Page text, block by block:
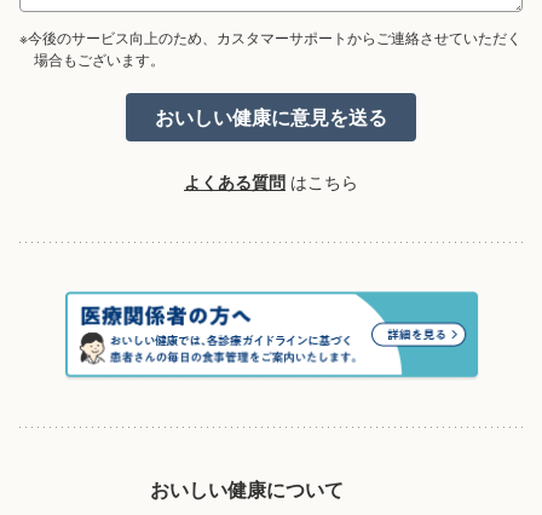
※今後のサービス向上のため、カスタマーサポートからご連絡させていただく
場合もございます。
よくある質問 はこちら
おいしい健康について